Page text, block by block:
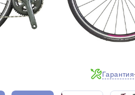
Гарантия